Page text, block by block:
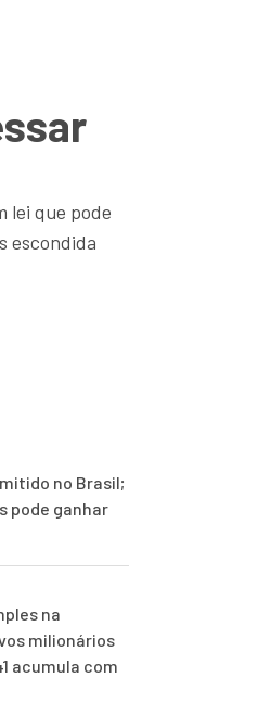
lei que pode
escondida
no Brasil;
pode ganhar
na
milionários
acumula com